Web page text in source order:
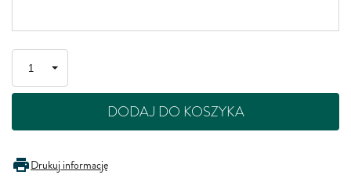
DODAJ DO KOSZYKA
Drukuj informację